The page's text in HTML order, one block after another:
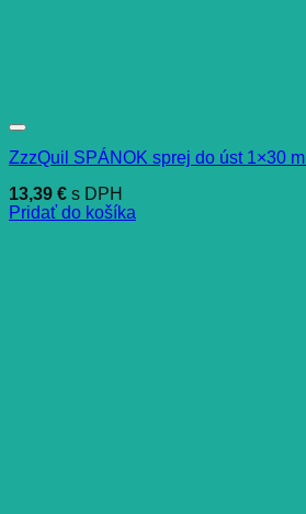
ZzzQuil SPÁNOK sprej do úst 1×30 ml
13,39 € s DPH
Pridať do košíka